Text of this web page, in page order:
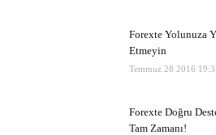
Forexte Yolunuza
Etmeyin
Temmuz 28 2016
Forexte Doğru
Tam Zamanı!